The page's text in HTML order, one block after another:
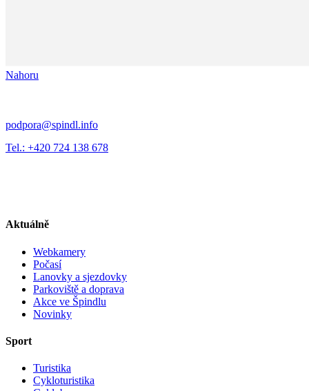
Nahoru
podpora@spindl.info
Tel.: +420 724 138 678
Aktuálně
Webkamery
Počasí
Lanovky a sjezdovky
Parkoviště a doprava
Akce ve Špindlu
Novinky
Sport
Turistika
Cykloturistika